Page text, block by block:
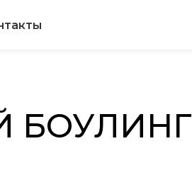
БОУЛИНГ